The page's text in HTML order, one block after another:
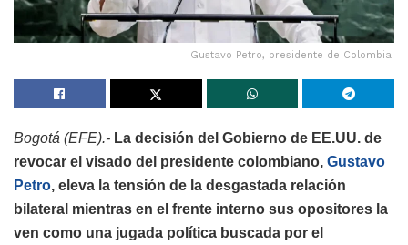
Gustavo Petro, presidente de Colombia.
Bogotá (EFE).- La decisión del Gobierno de EE.UU. de
revocar el visado del presidente colombiano, Gustavo
Petro, eleva la tensión de la desgastada relación
bilateral mientras en el frente interno sus opositores la
ven como una jugada política buscada por el